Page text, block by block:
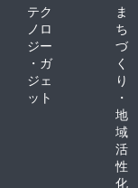
テク
ノロ
ジー
・ガ
ジェ
ット
ま
ち
づ
く
り
・
地
域
活
性
化